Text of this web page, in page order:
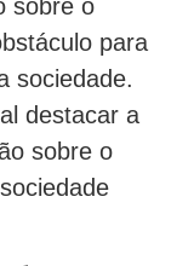
sobre o
para
sociedade.
destacar a
sobre o